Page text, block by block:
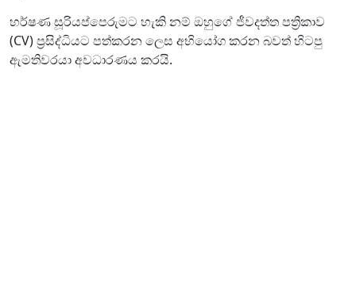
හර්ෂණ සූරියප්පෙරුමට හැකි නම් ඔහුගේ ජීවදත්ත පත්‍රිකාව
(CV) ප්‍රසිද්ධියට පත්කරන ලෙස අභියෝග කරන බවත් හිටපු
ඇමතිවරයා අවධාරණය කරයි.